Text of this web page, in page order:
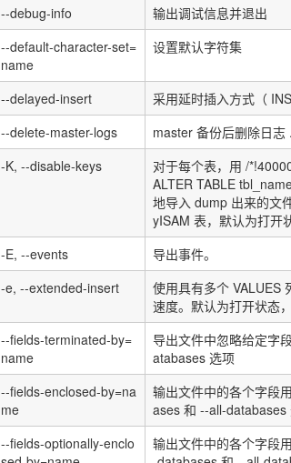
--debug-info
输出调试信息并退出
--default-character-set=
name
设置默认字符集
--delayed-insert 采用延时插入方式（
--delete-master-logs
master 备份后删除日志 .
-K, --disable-keys
对于每个表，用 /
ALTER TABLE
地导入 dump 出来的文
yISAM 表，默认为打开
-E, --events
导出事件。
-e, --extended-insert
使用具有多个 VALUES
速度。默认为打开状态
--fields-terminated-by=
name
导出文件中忽略给定字
atabases 选项
--fields-enclosed-by=na
me
输出文件中的各个字段
ases 和 --all-databases
--fields-optionally-enclo
输出文件中的各个字段